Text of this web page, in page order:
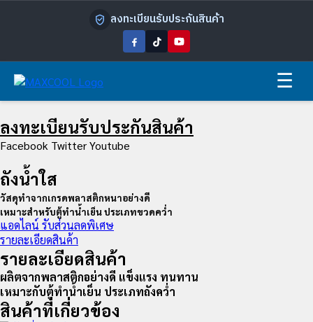
ลงทะเบียนรับประกันสินค้า
☰
ลงทะเบียนรับประกันสินค้า
Facebook TwitterYoutube
ถังน้ำใส
วัสดุทำจากเกรดพลาสติกหนาอย่างดี
เหมาะสำหรับตู้ทำน้ำเย็น ประเภทขวดคว่ำ
แอดไลน์ รับส่วนลดพิเศษ
รายละเอียดสินค้า
รายละเอียดสินค้า
ผลิตจากพลาสติกอย่างดี แข็งแรง ทนทาน
เหมาะกับตู้ทำน้ำเย็น ประเภทถังคว่ำ
สินค้าที่เกี่ยวข้อง